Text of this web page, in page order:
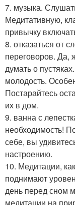
7. музыка.
Медитативную,
привычку
8. отказаться от
переговоров. Да,
думать о
молодость.
Постарайтесь
их в дом.
9. ванна с
необходимость!
себе, вы
настроению.
10. Медитации,
поднимают
день перед сном